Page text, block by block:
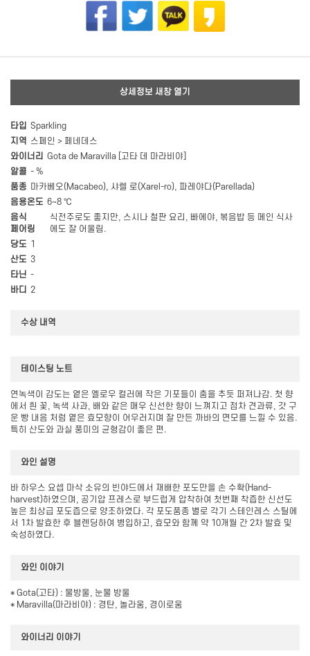
상세정보 새창 열기
타입 Sparkling
지역 스페인 > 페네데스
와이너리 Gota de Maravilla [고타 데 마라비야]
알콜 - %
품종 마카베오(Macabeo), 샤렐 로(Xarel-ro), 파레야다(Parellada)
음용온도 6~8 ℃
음식
페어링
식전주로도 좋지만, 스시나 철판 요리, 빠에야, 볶음밥 등 메인 식사
에도 잘 어울림.
당도 1
산도 3
타닌 -
바디
2
수상 내역
테이스팅 노트
연녹색이 감도는 옅은 옐로우 컬러에 작은 기포들이 춤을 추듯 퍼져나감. 첫 향
에서 흰 꽃, 녹색 사과, 배와 같은 매우 신선한 향이 느껴지고 점차 견과류, 갓 구
운 빵 내음 처럼 옅은 효모향이 어우러지며 잘 만든 까바의 면모를 느낄 수 있음.
특히 산도와 과실 풍미의 균형감이 좋은 편.
와인 설명
바 하우스 요셉 마삭 소유의 빈야드에서 재배한 포도만을 손 수확(Hand-
harvest)하였으며, 공기압 프레스로 부드럽게 압착하여 첫번째 착즙한 신선도
높은 최상급 포도즙으로 양조하였다. 각 포도품종 별로 각기 스테인레스 스틸에
서 1차 발효한 후 블렌딩하여 병입하고, 효모와 함께 약 10개월 간 2차 발효 및
숙성하였다.
와인 이야기
* Gota(고타) : 물방울, 눈물 방울
* Maravilla(마라비야) : 경탄, 놀라움, 경이로움
와이너리 이야기